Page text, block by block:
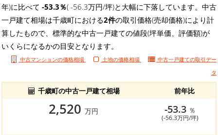
年)に比べて -53.3％( -56.3万円/坪)と大幅に下落しています。中古
一戸建て相場は千歳町における2件の取引価格(売却価格)により計
算したもので、標準的な中古一戸建ての値段(坪単価、評価額)が
いくらになるかの目安となります。
中古マンションの価格相場 土地の価格相場 中古一戸建ての取引デー
タ
千歳町の中古一戸建て相場 前年比
2,520 万円 -53.3 ％
(-56.3万円/坪)